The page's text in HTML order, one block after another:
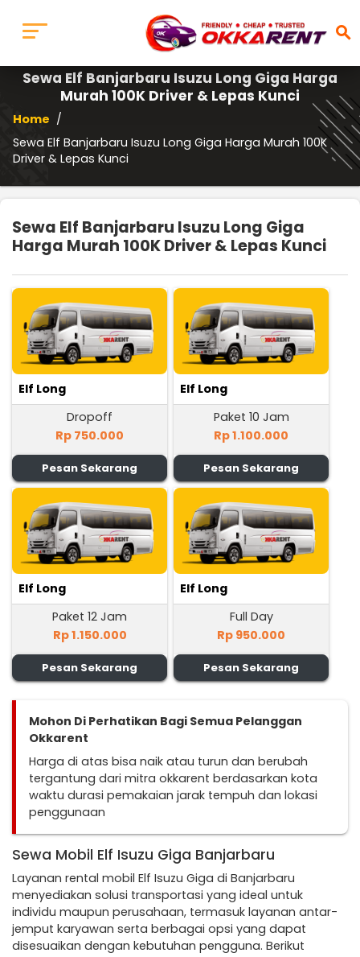
search
Sewa Elf Banjarbaru Isuzu Long Giga Harga
Murah 100K Driver & Lepas Kunci
Home /
Sewa Elf Banjarbaru Isuzu Long Giga Harga Murah 100K
Driver & Lepas Kunci
Sewa Elf Banjarbaru Isuzu Long Giga
Harga Murah 100K Driver & Lepas Kunci
Elf Long
Dropoff
Rp 750.000
Pesan Sekarang
Elf Long
Paket 10 Jam
Rp 1.100.000
Pesan Sekarang
Elf Long
Paket 12 Jam
Rp 1.150.000
Pesan Sekarang
Elf Long
Full Day
Rp 950.000
Pesan Sekarang
Mohon Di Perhatikan Bagi Semua Pelanggan
Okkarent
Harga di atas bisa naik atau turun dan berubah
tergantung dari mitra okkarent berdasarkan kota
waktu durasi pemakaian jarak tempuh dan lokasi
penggunaan
Sewa Mobil Elf Isuzu Giga Banjarbaru
Layanan rental mobil Elf Isuzu Giga di Banjarbaru
menyediakan solusi transportasi yang ideal untuk
individu maupun perusahaan, termasuk layanan antar-
jemput karyawan serta berbagai opsi yang dapat
disesuaikan dengan kebutuhan pengguna. Berikut